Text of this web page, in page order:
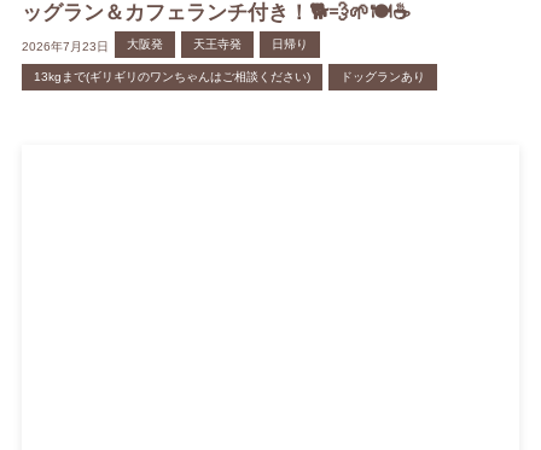
ッグラン＆カフェランチ付き！🐕💨🌱🍽️☕️
2026年7月23日 大阪発 天王寺発 日帰り
13kgまで(ギリギリのワンちゃんはご相談ください) ドッグランあり